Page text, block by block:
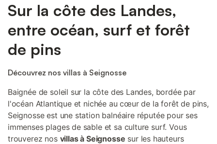
Sur la côte des Landes,
entre océan, surf et forêt
de pins
Découvrez nos villas à Seignosse
Baignée de soleil sur la côte des Landes, bordée par
l'océan Atlantique et nichée au cœur de la forêt de pins,
Seignosse est une station balnéaire réputée pour ses
immenses plages de sable et sa culture surf. Vous
trouverez nos villas à Seignosse sur les hauteurs